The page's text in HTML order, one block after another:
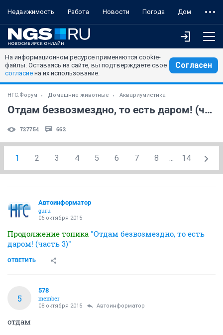
Недвижимость Работа Новости Погода Дом
На информационном ресурсе применяются cookie-
файлы. Оставаясь на сайте, вы подтверждаете свое
согласие на их использование.
Согласен
НГС.Форум Домашние животные Аквариумистика
Отдам безвозмездно, то есть даром! (часть 4)
727754 662
1 2 3 4 5 6 7 8 ... 14
Автоинформатор
guru
06 октября 2015
Продолжение топика "Отдам безвозмездно, то есть
даром! (часть 3)"
ОТВЕТИТЬ
5
578
member
08 октября 2015 Автоинформатор
отдам